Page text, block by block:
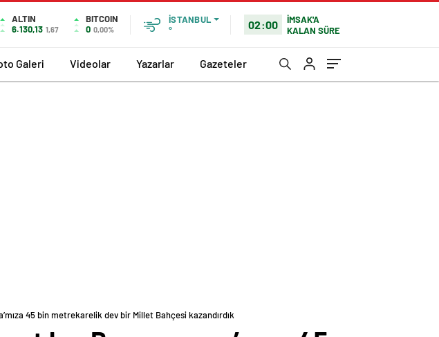
ALTIN
6.130,13 1,67
BITCOIN
0 0,00%
İSTANBUL
°
02:00
İMSAK'A
KALAN SÜRE
Galeri Videolar Yazarlar Gazeteler
45 bin metrekarelik dev bir Millet Bahçesi kazandırdık